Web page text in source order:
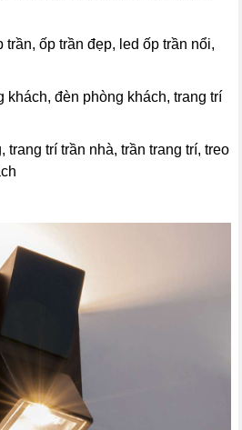
trần, ốp trần đẹp, led ốp trần nổi,
khách, đèn phòng khách, trang trí
trang trí trần nhà, trần trang trí, treo